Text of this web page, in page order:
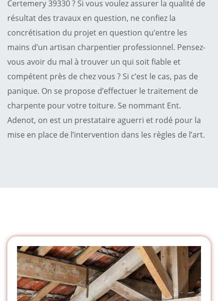
Certemery 39330 ? Si vous voulez assurer la qualité de
résultat des travaux en question, ne confiez la
concrétisation du projet en question qu’entre les
mains d’un artisan charpentier professionnel. Pensez-
vous avoir du mal à trouver un qui soit fiable et
compétent près de chez vous ? Si c’est le cas, pas de
panique. On se propose d’effectuer le traitement de
charpente pour votre toiture. Se nommant Ent.
Adenot, on est un prestataire aguerri et rodé pour la
mise en place de l’intervention dans les règles de l’art.